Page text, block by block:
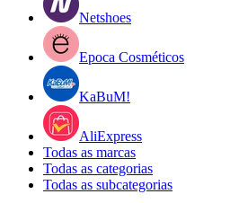
Netshoes
Epoca Cosméticos
KaBuM!
AliExpress
Todas as marcas
Todas as categorias
Todas as subcategorias